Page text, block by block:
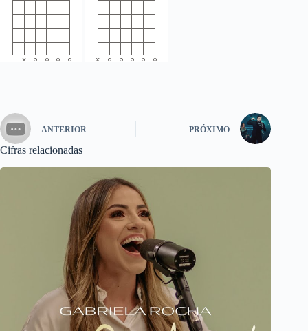
ANTERIOR PRÓXIMO
Cifras relacionadas